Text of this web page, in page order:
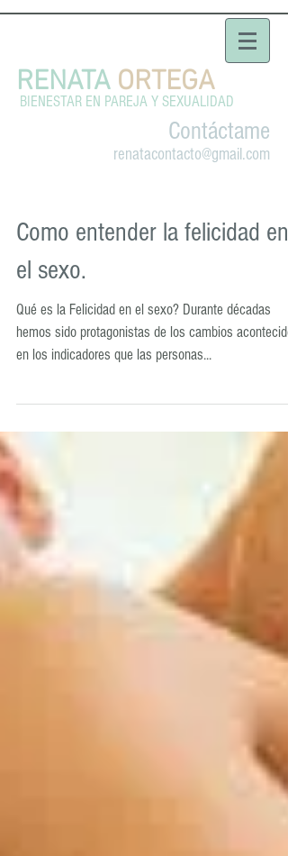
RENATA ORTEGA
BIENESTAR EN PAREJA Y SEXUALIDAD
Contáctame
renatacontacto@gmail.com
Como entender la felicidad en
el sexo.
Qué es la Felicidad en el sexo? Durante décadas
hemos sido protagonistas de los cambios
en los indicadores que las personas...